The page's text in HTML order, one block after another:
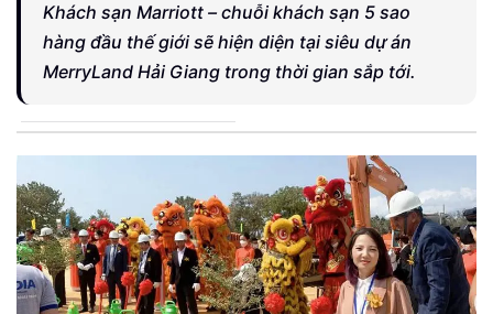
Khách sạn Marriott – chuỗi khách sạn 5 sao
hàng đầu thế giới sẽ hiện diện tại siêu dự án
MerryLand Hải Giang trong thời gian sắp tới.